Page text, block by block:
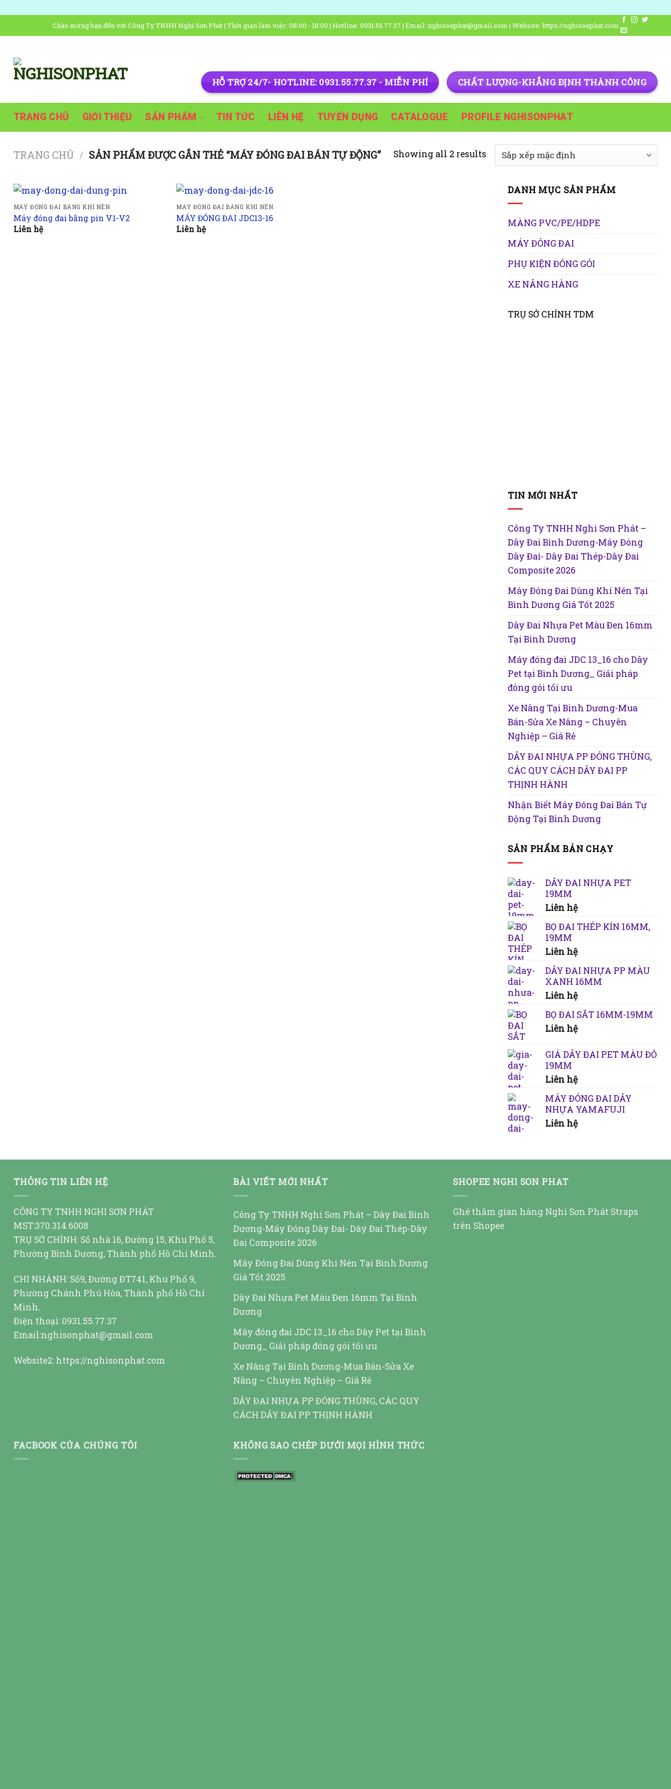
to
Chào mừng bạn đến với Công Ty TNHH Nghi Sơn Phát | Thời gian làm việc: 08:00 - 18:00 | Hotline: 0931.55.77.37 | Email: nghisonphat@gmail.com | Website: https://nghisonphat.com
HỖ TRỢ 24/7- HOTLINE: 0931.55.77.37 - MIỄN PHÍ CHẤT LƯỢNG-KHẲNG ĐỊNH THÀNH CÔNG
TRANG CHỦ GIỚI THIỆU SẢN PHẨM TIN TỨC LIÊN HỆ TUYỂN DỤNG CATALOGUE PROFILE NGHISONPHAT
TRANG CHỦ / SẢN PHẨM ĐƯỢC GẮN THẺ “MÁY ĐÓNG ĐAI BÁN TỰ ĐỘNG” Showing all 2 results
MÁY ĐÓNG ĐAI BÀNG KHÍ NÉN
Máy đóng đai bằng pin V1-V2
Liên hệ
MÁY ĐÓNG ĐAI BÀNG KHÍ NÉN
MÁY ĐÓNG ĐAI JDC13-16
Liên hệ
DANH MỤC SẢN PHẨM
MÀNG PVC/PE/HDPE
MÁY ĐÓNG ĐAI
PHỤ KIỆN ĐÓNG GÓI
XE NÂNG HÀNG
TRỤ SỞ CHÍNH TDM
TIN MỚI NHẤT
Công Ty TNHH Nghi Sơn Phát –
Dây Đai Bình Dương-Máy Đóng
Dây Đai- Dây Đai Thép-Dây Đai
Composite 2026
Máy Đóng Đai Dùng Khí Nén Tại
Bình Dương Giá Tốt 2025
Dây Đai Nhựa Pet Màu Đen 16mm
Tại Bình Dương
Máy đóng đai JDC 13_16 cho Dây
Pet tại Bình Dương_ Giải pháp
đóng gói tối ưu
Xe Nâng Tại Bình Dương-Mua
Bán-Sửa Xe Nâng – Chuyên
Nghiệp – Giá Rẻ
DÂY ĐAI NHỰA PP ĐÓNG THÙNG,
CÁC QUY CÁCH DÂY ĐAI PP
THỊNH HÀNH
Nhận Biết Máy Đóng Đai Bán Tự
Động Tại Bình Dương
SẢN PHẨM BÁN CHẠY
DÂY ĐAI NHỰA PET
19MM
Liên hệ
BỌ ĐAI THÉP KÍN 16MM,
19MM
Liên hệ
DÂY ĐAI NHỰA PP MÀU
XANH 16MM
Liên hệ
BỌ ĐAI SẮT 16MM-19MM
Liên hệ
GIÁ DÂY ĐAI PET MÀU ĐỎ
19MM
Liên hệ
MÁY ĐÓNG ĐAI DÂY
NHỰA YAMAFUJI
Liên hệ
THÔNG TIN LIÊN HỆ
CÔNG TY TNHH NGHI SƠN PHÁT
MST:370.314.6008
TRỤ SỞ CHÍNH: Số nhà 16, Đường 15, Khu Phố 5,
Phường Bình Dương, Thành phố Hồ Chí Minh.
CHI NHÁNH: Số9, Đường ĐT741, Khu Phố 9,
Phường Chánh Phú Hòa, Thành phố Hồ Chí
Minh.
Điện thoại: 0931.55.77.37
Email:nghisonphat@gmail.com
Website2: https://nghisonphat.com
BÀI VIẾT MỚI NHẤT
Công Ty TNHH Nghi Sơn Phát – Dây Đai Bình
Dương-Máy Đóng Dây Đai- Dây Đai Thép-Dây
Đai Composite 2026
Máy Đóng Đai Dùng Khí Nén Tại Bình Dương
Giá Tốt 2025
Dây Đai Nhựa Pet Màu Đen 16mm Tại Bình
Dương
Máy đóng đai JDC 13_16 cho Dây Pet tại Bình
Dương_ Giải pháp đóng gói tối ưu
Xe Nâng Tại Bình Dương-Mua Bán-Sửa Xe
Nâng – Chuyên Nghiệp – Giá Rẻ
DÂY ĐAI NHỰA PP ĐÓNG THÙNG, CÁC QUY
CÁCH DÂY ĐAI PP THỊNH HÀNH
SHOPEE NGHI SON PHAT
Ghé thăm gian hàng Nghi Sơn Phát Straps
trên Shopee
FACBOOK CỦA CHÚNG TÔI KHÔNG SAO CHÉP DƯỚI MỌI HÌNH THỨC